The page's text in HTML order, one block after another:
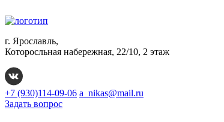
г. Ярославль,
Которосльная набережная, 22/10, 2 этаж
+7 (930)114-09-06 a_nikas@mail.ru
Задать вопрос